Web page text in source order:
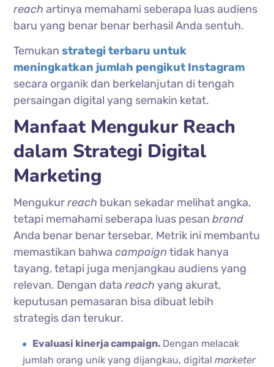
reach artinya memahami seberapa luas audiens
baru yang benar benar berhasil Anda sentuh.
Temukanstrategi terbaru untuk
meningkatkan jumlah pengikut Instagram
secara organik dan berkelanjutan di tengah
persaingan digital yang semakin ketat.
Manfaat Mengukur Reach
dalam Strategi Digital
Marketing
Mengukurreach bukan sekadar melihat angka,
tetapi memahami seberapa luas pesanbrand
Anda benar benar tersebar. Metrik ini membantu
memastikan bahwacampaign tidak hanya
tayang, tetapi juga menjangkau audiens yang
relevan. Dengan datareach yang akurat,
keputusan pemasaran bisa dibuat lebih
strategis dan terukur.
Evaluasi kinerja campaign. Dengan melacak
jumlah orang unik yang dijangkau, digitalmarketer